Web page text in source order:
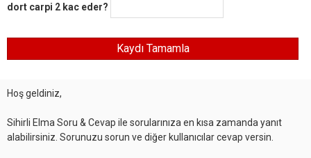
dort carpi 2 kac eder?
Hoş geldiniz,
Sihirli Elma Soru & Cevap ile sorularınıza en kısa zamanda yanıt
alabilirsiniz. Sorunuzu sorun ve diğer kullanıcılar cevap versin.